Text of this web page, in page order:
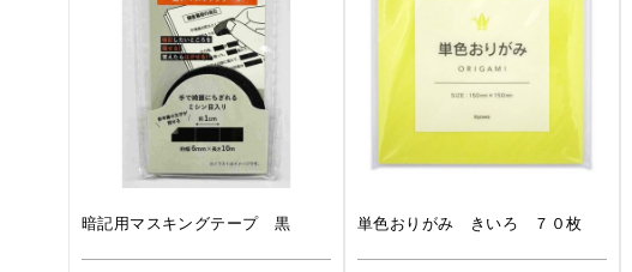
暗記用マスキングテープ 黒 単色おりがみ きいろ ７０枚